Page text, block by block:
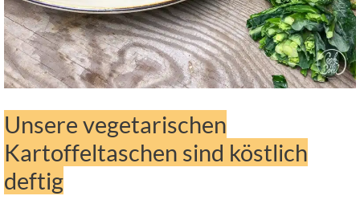
Unsere vegetarischen
Kartoffeltaschen sind köstlich
deftig